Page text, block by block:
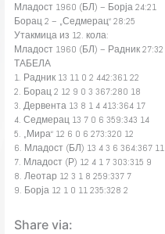
Младост 1960 (БЛ) – Борја 24:21
Борац 2 – „Седмерац“ 28:25
Утакмица из 12. кола:
Младост 1960 (БЛ) – Радник 27:32
ТАБЕЛА
1. Радник 13 11 0 2 442:361 22
2. Борац 2 12 9 0 3 367:280 18
3. Дервента 13 8 1 4 413:364 17
4. Седмерац 13 7 0 6 359:343 14
5. „Мира“ 12 6 0 6 273:320 12
6. Младост (БЛ) 13 4 3 6 364:367 11
7. Младост (Р) 12 4 1 7 303:315 9
8. Леотар 12 3 1 8 259:337 7
9. Борја 12 1 0 11 235:328 2
Share via: